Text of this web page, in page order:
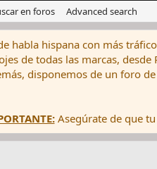
en foros Advanced search
habla hispana con más
de todas las marcas,
disponemos de un foro
Asegúrate de que